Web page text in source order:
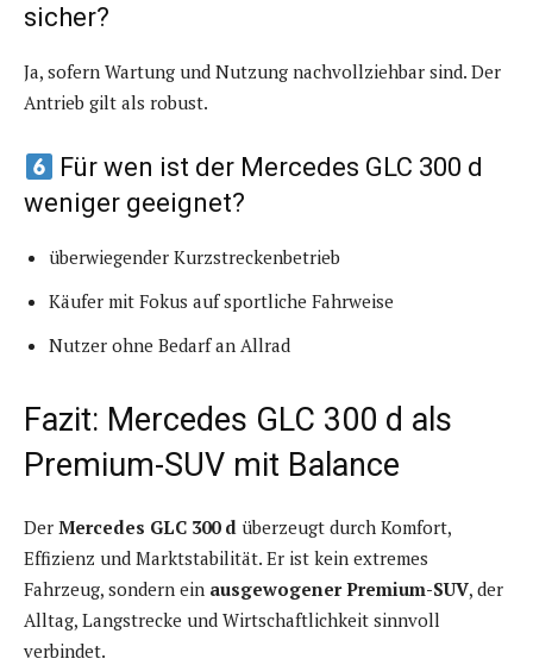
sicher?
Ja, sofern Wartung und Nutzung nachvollziehbar sind. Der
Antrieb gilt als robust.
Für wen ist der Mercedes GLC 300 d
weniger geeignet?
überwiegender Kurzstreckenbetrieb
Käufer mit Fokus auf sportliche Fahrweise
Nutzer ohne Bedarf an Allrad
Fazit: Mercedes GLC 300 d als
Premium-SUV mit Balance
Der Mercedes GLC 300 d überzeugt durch Komfort,
Effizienz und Marktstabilität. Er ist kein extremes
Fahrzeug, sondern ein ausgewogener Premium-SUV, der
Alltag, Langstrecke und Wirtschaftlichkeit sinnvoll
verbindet.